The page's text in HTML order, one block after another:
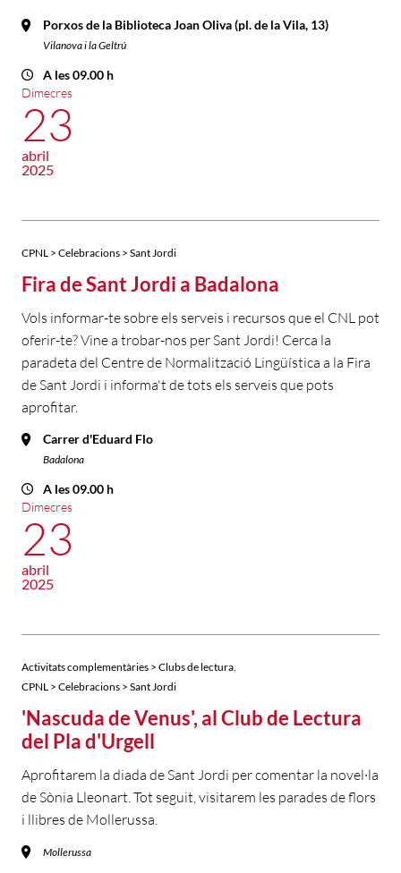
Porxos de la Biblioteca Joan Oliva (pl. de la Vila, 13)
Vilanova i la Geltrú
A les 09.00 h
Dimecres
23
abril
2025
CPNL > Celebracions > Sant Jordi
Fira de Sant Jordi a Badalona
Vols informar-te sobre els serveis i recursos que el CNL pot
oferir-te? Vine a trobar-nos per Sant Jordi! Cerca la
paradeta del Centre de Normalització Lingüística a la Fira
de Sant Jordi i informa't de tots els serveis que pots
aprofitar.
Carrer d'Eduard Flo
Badalona
A les 09.00 h
Dimecres
23
abril
2025
Activitats complementàries > Clubs de lectura
CPNL > Celebracions > Sant Jordi
'Nascuda de Venus', al Club de Lectura
del Pla d'Urgell
Aprofitarem la diada de Sant Jordi per comentar la novel·la
de Sònia Lleonart. Tot seguit, visitarem les parades de flors
i llibres de Mollerussa.
Mollerussa